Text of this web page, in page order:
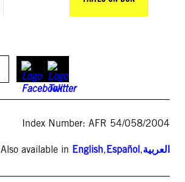
Index Number: AFR 54/058/2004
Also available in English,Español,العربية